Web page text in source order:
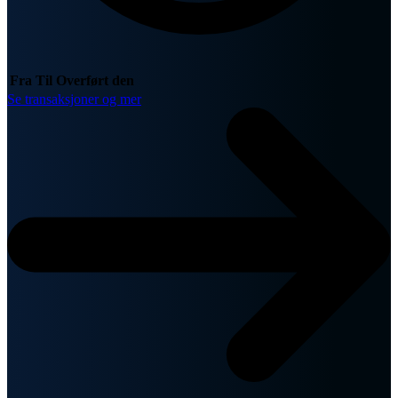
Fra Til Overført den
Se transaksjoner og mer